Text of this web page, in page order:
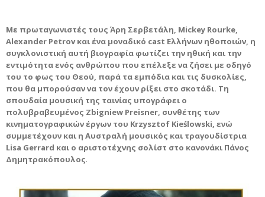
Με πρωταγωνιστές τους Άρη Σερβετάλη, Mickey Rourke,
Alexander Petrov και ένα μοναδικό cast Ελλήνων ηθοποιών, η
συγκλονιστική αυτή βιογραφία φωτίζει την ηθική και την
εντιμότητα ενός ανθρώπου που επέλεξε να ζήσει με οδηγό
του το φως του Θεού, παρά τα εμπόδια και τις δυσκολίες,
που θα μπορούσαν να τον έχουν ρίξει στο σκοτάδι. Τη
σπουδαία μουσική της ταινίας υπογράφει ο
πολυβραβευμένος Ζbigniew Preisner, συνθέτης των
κινηματογραφικών έργων του Krzysztof Kieślowski, ενώ
συμμετέχουν και η Αυστραλή μουσικός και τραγουδίστρια
Lisa Gerrard και ο αριστοτέχνης σολίστ στο κανονάκι Πάνος
Δημητρακόπουλος.